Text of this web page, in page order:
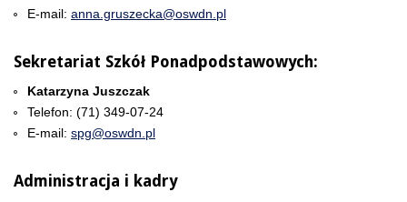
E-mail: anna.gruszecka@oswdn.pl
Sekretariat Szkół Ponadpodstawowych:
Katarzyna Juszczak
Telefon: (71) 349-07-24
E-mail: spg@oswdn.pl
Administracja i kadry